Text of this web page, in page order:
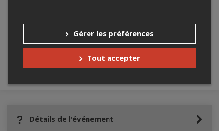
robot ci-bas.
Détails de l'événement
Gérer les préférences
Tout accepter